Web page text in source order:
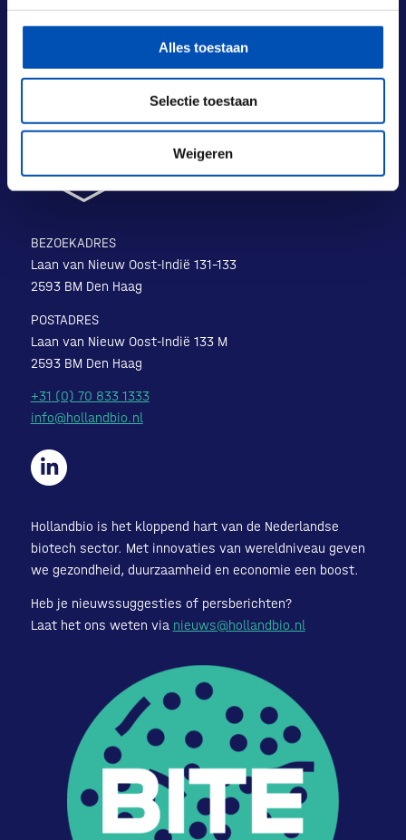
Alles toestaan
Selectie toestaan
Weigeren
BEZOEKADRES
Laan van Nieuw Oost-Indië 131-133
2593 BM Den Haag
POSTADRES
Laan van Nieuw Oost-Indië 133 M
2593 BM Den Haag
+31 (0) 70 833 1333
info@hollandbio.nl
Hollandbio is het kloppend hart van de Nederlandse
biotech sector. Met innovaties van wereldniveau geven
we gezondheid, duurzaamheid en economie een boost.
Heb je nieuwssuggesties of persberichten?
Laat het ons weten via nieuws@hollandbio.nl